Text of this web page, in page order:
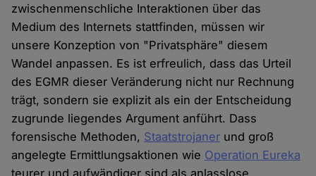
zwischenmenschliche Interaktionen über das
Medium des Internets stattfinden, müssen wir
unsere Konzeption von "Privatsphäre" diesem
Wandel anpassen. Es ist erfreulich, dass das Urteil
des EGMR dieser Veränderung nicht nur Rechnung
trägt, sondern sie explizit als ein der Entscheidung
zugrunde liegendes Argument anführt. Dass
forensische Methoden, Staatstrojaner und groß
angelegte Ermittlungsaktionen wie Operation Eureka
teurer und aufwändiger sind als anlasslose